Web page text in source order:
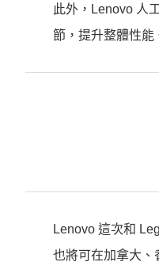
此外，Lenovo 人
節，提升整體性能
Lenovo 這次和
也將可在加拿大、